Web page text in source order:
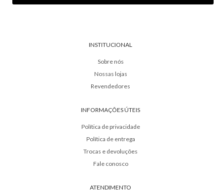
INSTITUCIONAL
Sobre nós
Nossas lojas
Revendedores
INFORMAÇÕES ÚTEIS
Política de privacidade
Política de entrega
Trocas e devoluções
Fale conosco
ATENDIMENTO